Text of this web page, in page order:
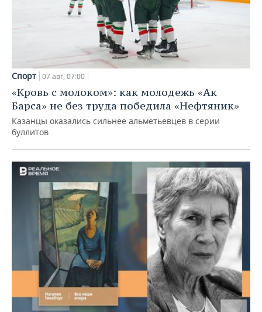
Спорт 07 авг, 07:00
«Кровь с молоком»: как молодежь «Ак
Барса» не без труда победила «Нефтяник»
Казанцы оказались сильнее альметьевцев в серии
буллитов